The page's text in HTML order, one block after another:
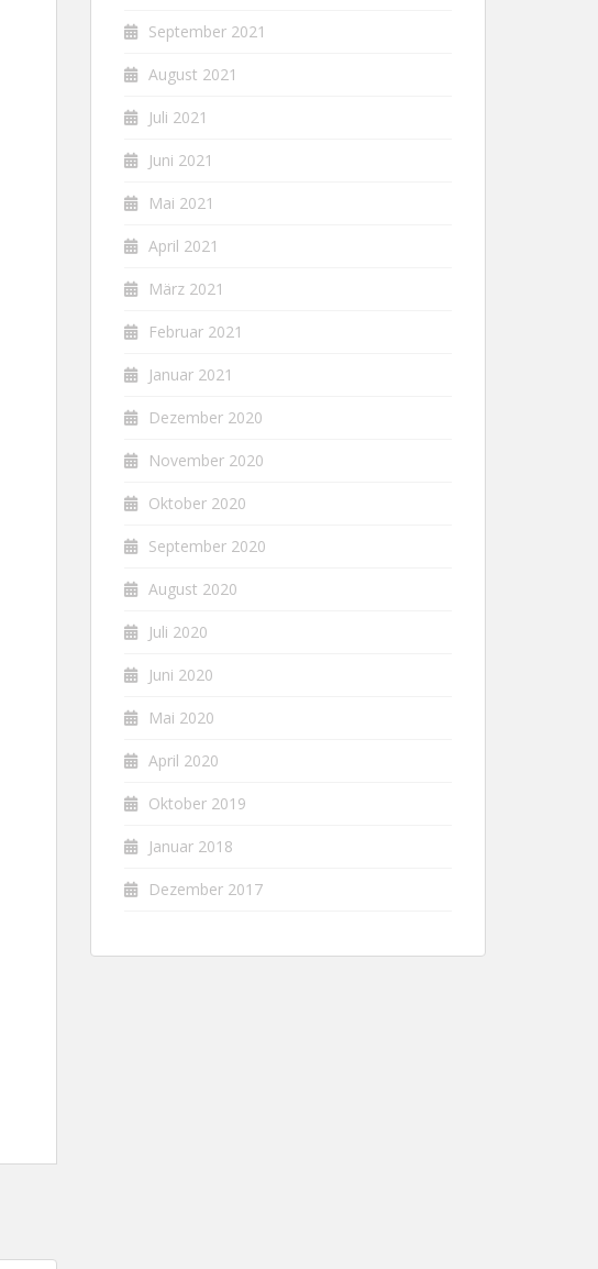
September 2021
August 2021
Juli 2021
Juni 2021
Mai 2021
April 2021
März 2021
Februar 2021
Januar 2021
Dezember 2020
November 2020
Oktober 2020
September 2020
August 2020
Juli 2020
Juni 2020
Mai 2020
April 2020
Oktober 2019
Januar 2018
Dezember 2017